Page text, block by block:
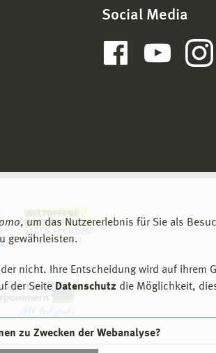
, um das Nutzererlebnis für Sie als
gewährleisten.
nicht. Ihre Entscheidung wird auf ihrem
der Seite Datenschutz die Möglichkeit,
zu Zwecken der Webanalyse?
Social Media